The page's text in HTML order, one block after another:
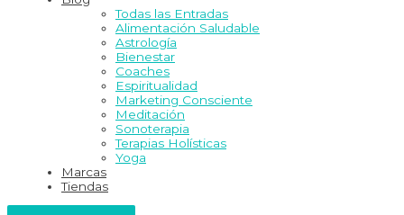
Todas las Entradas
Alimentación Saludable
Astrología
Bienestar
Coaches
Espiritualidad
Marketing Consciente
Meditación
Sonoterapia
Terapias Holísticas
Yoga
Marcas
Tiendas